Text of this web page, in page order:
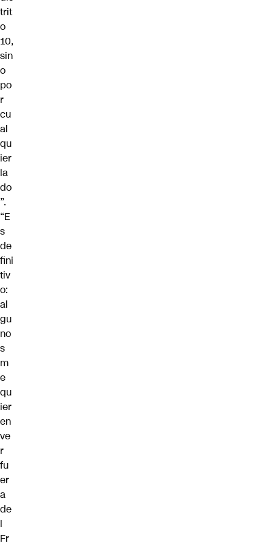
trit
o
10,
sin
o
po
r
cu
al
qu
ier
la
do
”.
“E
s
de
fini
tiv
o:
al
gu
no
s
m
e
qu
ier
en
ve
r
fu
er
a
de
l
Fr